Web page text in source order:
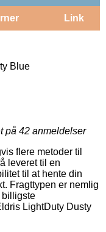
Link
Blue
på 42 anmeldelser
flere metoder til
leveret til en
til at hente din
Fragttypen er nemlig
billigste
LightDuty Dusty